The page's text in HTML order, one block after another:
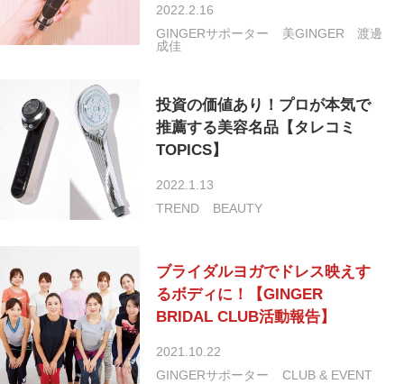
2022.2.16
GINGERサポーター
美GINGER
渡邊
成佳
投資の価値あり！プロが本気で
推薦する美容名品【タレコミ
TOPICS】
2022.1.13
TREND
BEAUTY
ブライダルヨガでドレス映えす
るボディに！【GINGER
BRIDAL CLUB活動報告】
2021.10.22
GINGERサポーター
CLUB & EVENT